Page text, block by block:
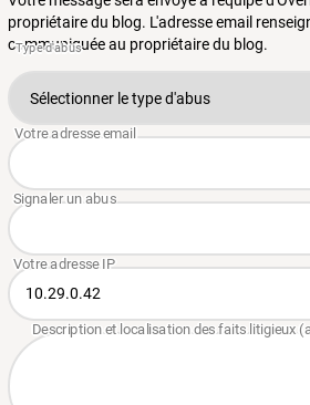
propriétaire du blog. L'adresse email
communiquée au propriétaire du blog.